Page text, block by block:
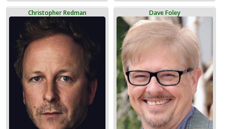
Christopher Redman Dave Foley